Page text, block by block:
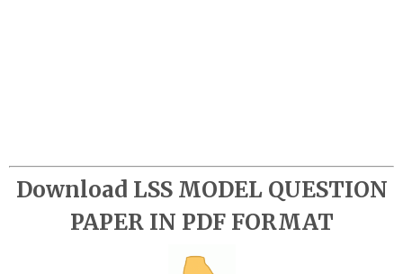
Download LSS MODEL QUESTION
PAPER IN PDF FORMAT